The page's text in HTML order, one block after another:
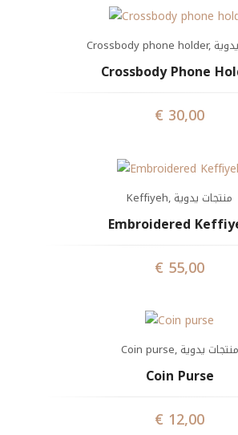
Crossbody phone holder,
Crossbody Phone
€ 30,00
Keffiyeh, منتجات يدوية
Embroidered
€ 55,00
Coin purse, منتجات يدوية
Coin Purse
€ 12,00